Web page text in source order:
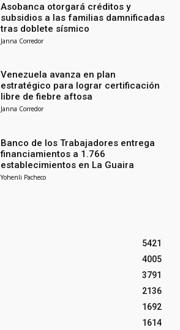
Asobanca otorgará créditos y
subsidios a las familias damnificadas
tras doblete sísmico
Janna Corredor
Venezuela avanza en plan
estratégico para lograr certificación
libre de fiebre aftosa
Janna Corredor
Banco de los Trabajadores entrega
financiamientos a 1.766
establecimientos en La Guaira
Yohenli Pacheco
5421
4005
3791
2136
1692
1614